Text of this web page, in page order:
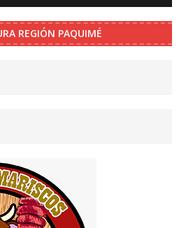
REGIÓN PAQUIMÉ